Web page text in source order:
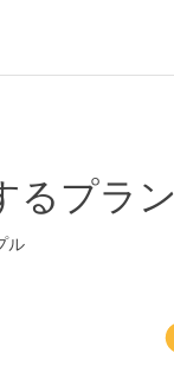
るプラン
ル